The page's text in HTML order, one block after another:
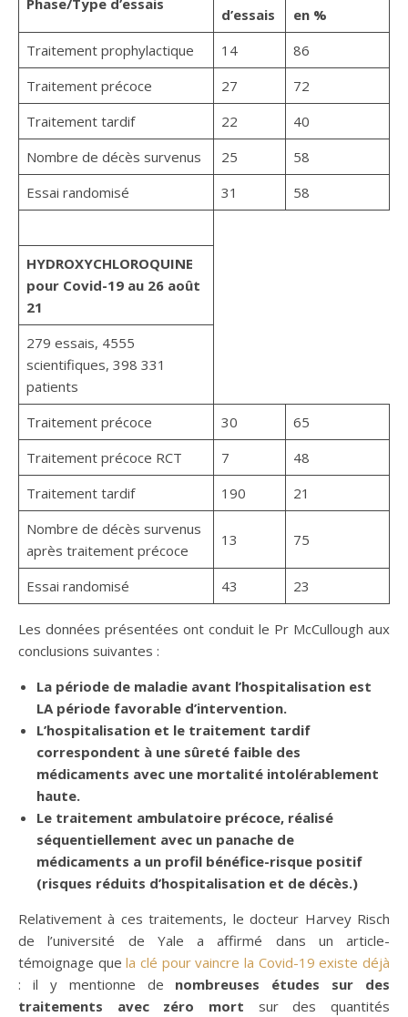
Phase/Type d’essais
d’essais
en %
Traitement prophylactique
14
86
Traitement précoce
27
72
Traitement tardif
22
40
Nombre de décès survenus
25
58
Essai randomisé
31 58
HYDROXYCHLOROQUINE
pour Covid-19 au 26 août
21
279 essais, 4555
scientifiques, 398 331
patients
Traitement précoce
30
65
Traitement précoce RCT
7
48
Traitement tardif
190
21
Nombre de décès survenus
après traitement précoce
13 75
Essai randomisé 43 23
Les données présentées ont conduit le Pr McCullough aux
conclusions suivantes :
La période de maladie avant l’hospitalisation est
LA période favorable d’intervention.
L’hospitalisation et le traitement tardif
correspondent à une sûreté faible des
médicaments avec une mortalité intolérablement
haute.
Le traitement ambulatoire précoce, réalisé
séquentiellement avec un panache de
médicaments a un profil bénéfice-risque positif
(risques réduits d’hospitalisation et de décès.)
Relativement à ces traitements, le docteur Harvey Risch
de l’université de Yale a affirmé dans un article-
témoignage quela clé pour vaincre la Covid-19 existe déjà
: il y mentionne de nombreuses études sur des
traitements avec zéro mort sur des quantités